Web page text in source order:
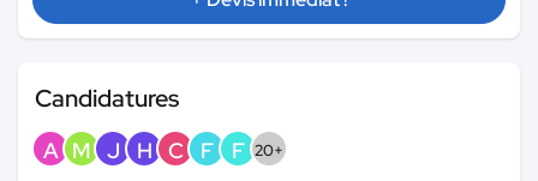
Candidatures
A M J H C F F 20+